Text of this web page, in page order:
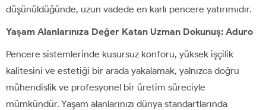
düşünüldüğünde, uzun vadede en karlı pencere yatırımıdır.
Yaşam Alanlarınıza Değer Katan Uzman Dokunuş: Aduro
Pencere sistemlerinde kusursuz konforu, yüksek işçilik
kalitesini ve estetiği bir arada yakalamak, yalnızca doğru
mühendislik ve profesyonel bir üretim süreciyle
mümkündür. Yaşam alanlarınızı dünya standartlarında